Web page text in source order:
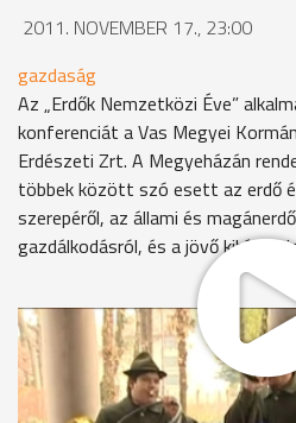
2011. NOVEMBER 17., 23:00
gazdaság
Az „Erdők Nemzetközi Éve”
konferenciát a Vas Megyei
Erdészeti Zrt. A Megyeházán
többek között szó esett az erdő
szerepéről, az állami és
gazdálkodásról, és a jövő
A klímaváltozás komoly feladatok
erdészettudomány területén
erdők fontosságára,
emberiség figyelmét a